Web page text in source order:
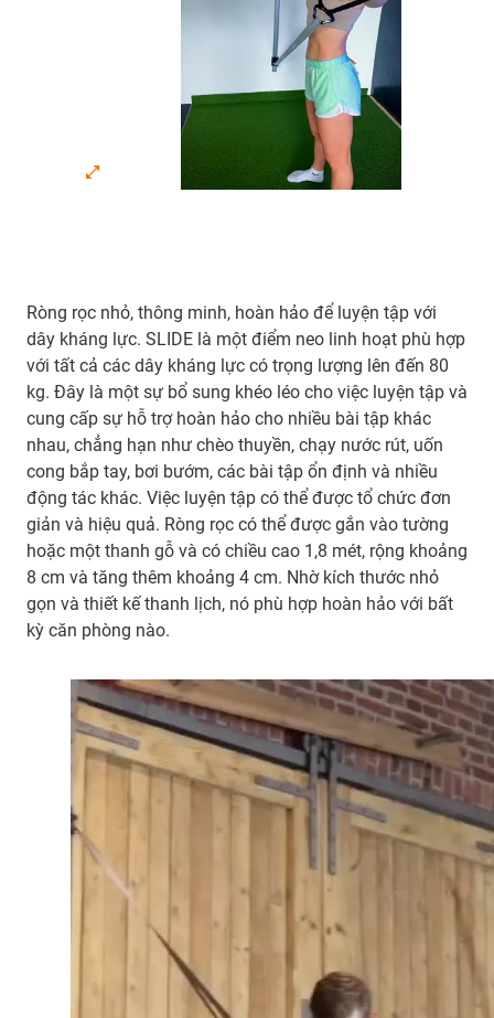
Ròng rọc nhỏ, thông minh, hoàn hảo để luyện tập với
dây kháng lực. SLIDE là một điểm neo linh hoạt phù hợp
với tất cả các dây kháng lực có trọng lượng lên đến 80
kg. Đây là một sự bổ sung khéo léo cho việc luyện tập và
cung cấp sự hỗ trợ hoàn hảo cho nhiều bài tập khác
nhau, chẳng hạn như chèo thuyền, chạy nước rút, uốn
cong bắp tay, bơi bướm, các bài tập ổn định và nhiều
động tác khác. Việc luyện tập có thể được tổ chức đơn
giản và hiệu quả. Ròng rọc có thể được gắn vào tường
hoặc một thanh gỗ và có chiều cao 1,8 mét, rộng khoảng
8 cm và tăng thêm khoảng 4 cm. Nhờ kích thước nhỏ
gọn và thiết kế thanh lịch, nó phù hợp hoàn hảo với bất
kỳ căn phòng nào.